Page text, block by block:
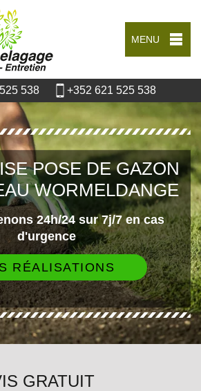
MENU
538 +352 621 525 538
POSE DE GAZON
WORMELDANGE
24h/24 sur 7j/7 en cas
d'urgence
RÉALISATIONS
GRATUIT